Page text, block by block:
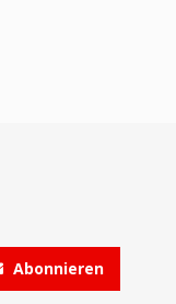
Abonnieren